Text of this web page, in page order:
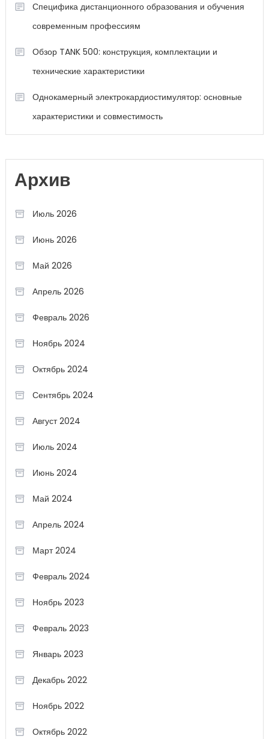
Специфика дистанционного образования и обучения
современным профессиям
Обзор TANK 500: конструкция, комплектации и
технические характеристики
Однокамерный электрокардиостимулятор: основные
характеристики и совместимость
Архив
Июль 2026
Июнь 2026
Май 2026
Апрель 2026
Февраль 2026
Ноябрь 2024
Октябрь 2024
Сентябрь 2024
Август 2024
Июль 2024
Июнь 2024
Май 2024
Апрель 2024
Март 2024
Февраль 2024
Ноябрь 2023
Февраль 2023
Январь 2023
Декабрь 2022
Ноябрь 2022
Октябрь 2022